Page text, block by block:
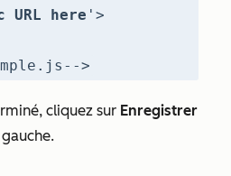
here '>
>
cliquez sur Enregistrer